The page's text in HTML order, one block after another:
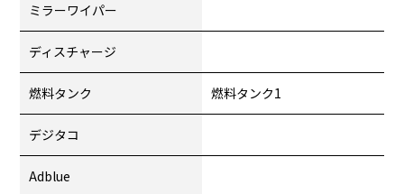
ミラーワイパー
ディスチャージ
燃料タンク 燃料タンク1
デジタコ
Adblue